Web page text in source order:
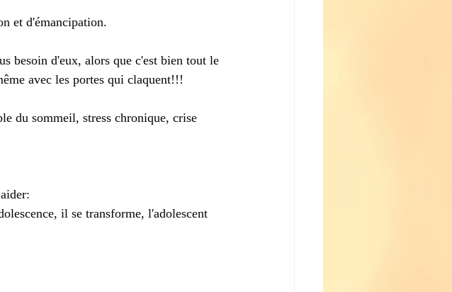
et d'émancipation.
besoin d'eux, alors que c'est bien tout le
avec les portes qui claquent!!!
du sommeil, stress chronique, crise
il se transforme, l'adolescent